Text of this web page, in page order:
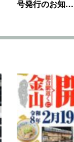
号発行のお知…